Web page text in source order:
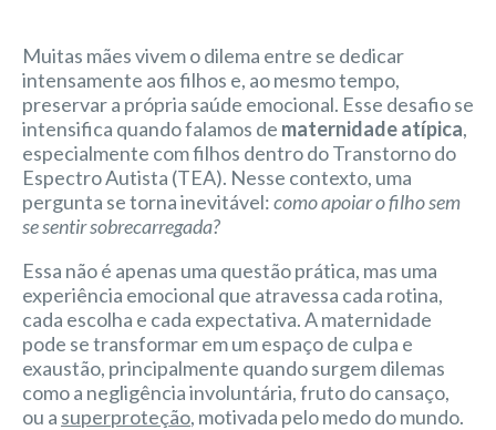
Muitas mães vivem o dilema entre se dedicar
intensamente aos filhos e, ao mesmo tempo,
preservar a própria saúde emocional. Esse desafio se
intensifica quando falamos de maternidade atípica,
especialmente com filhos dentro do Transtorno do
Espectro Autista (TEA). Nesse contexto, uma
pergunta se torna inevitável:como apoiar o filho sem
se sentir sobrecarregada?
Essa não é apenas uma questão prática, mas uma
experiência emocional que atravessa cada rotina,
cada escolha e cada expectativa. A maternidade
pode se transformar em um espaço de culpa e
exaustão, principalmente quando surgem dilemas
como a negligência involuntária, fruto do cansaço,
ou a superproteção, motivada pelo medo do mundo.